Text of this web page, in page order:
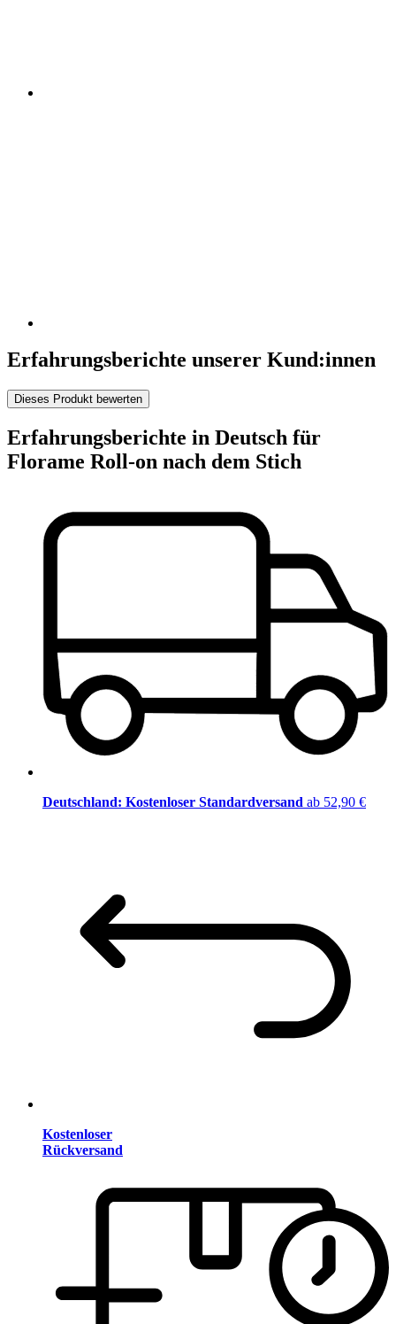
Erfahrungsberichte unserer Kund:innen
Dieses Produkt bewerten
Erfahrungsberichte in Deutsch für
Florame Roll-on nach dem Stich
Deutschland: Kostenloser Standardversand ab 52,90 €
Kostenloser
Rückversand